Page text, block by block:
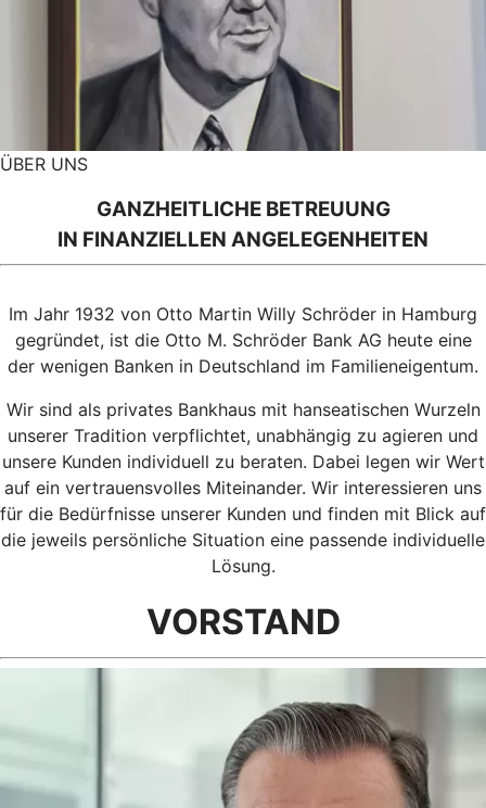
ÜBER UNS
GANZHEITLICHE BETREUUNG
IN FINANZIELLEN ANGELEGENHEITEN
Im Jahr 1932 von Otto Martin Willy Schröder in Hamburg
gegründet, ist die Otto M. Schröder Bank AG heute eine
der wenigen Banken in Deutschland im Familieneigentum.
Wir sind als privates Bankhaus mit hanseatischen Wurzeln
unserer Tradition verpflichtet, unabhängig zu agieren und
unsere Kunden individuell zu beraten. Dabei legen wir Wert
auf ein vertrauensvolles Miteinander. Wir interessieren uns
für die Bedürfnisse unserer Kunden und finden mit Blick auf
die jeweils persönliche Situation eine passende individuelle
Lösung.
VORSTAND